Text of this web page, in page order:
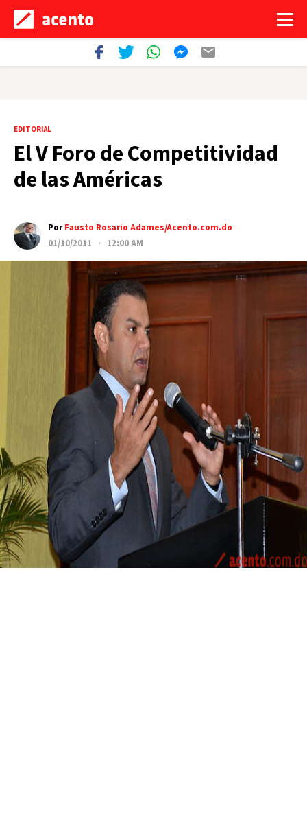
EDITORIAL
El V Foro de Competitividad
de las Américas
PorFausto Rosario Adames/Acento.com.do
01/10/2011 · 12:00 AM